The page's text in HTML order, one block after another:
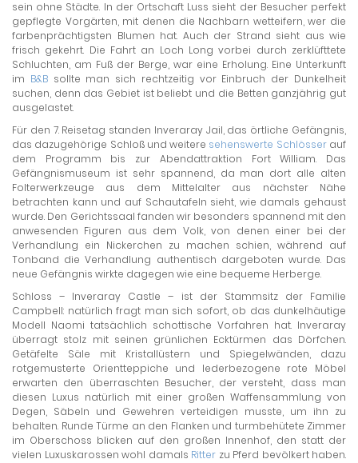
sein ohne Städte. In der Ortschaft Luss sieht der Besucher perfekt
gepflegte Vorgärten, mit denen die Nachbarn wetteifern, wer die
farbenprächtigsten Blumen hat. Auch der Strand sieht aus wie
frisch gekehrt. Die Fahrt an Loch Long vorbei durch zerklüfttete
Schluchten, am Fuß der Berge, war eine Erholung. Eine Unterkunft
im B&Bsollte man sich rechtzeitig vor Einbruch der Dunkelheit
suchen, denn das Gebiet ist beliebt und die Betten ganzjährig gut
ausgelastet.
Für den 7. Reisetag standen Inveraray Jail, das örtliche Gefängnis,
das dazugehörige Schloß und weitere sehenswerte Schlösserauf
dem Programm bis zur Abendattraktion Fort William. Das
Gefängnismuseum ist sehr spannend, da man dort alle alten
Folterwerkzeuge aus dem Mittelalter aus nächster Nähe
betrachten kann und auf Schautafeln sieht, wie damals gehaust
wurde. Den Gerichtssaal fanden wir besonders spannend mit den
anwesenden Figuren aus dem Volk, von denen einer bei der
Verhandlung ein Nickerchen zu machen schien, während auf
Tonband die Verhandlung authentisch dargeboten wurde. Das
neue Gefängnis wirkte dagegen wie eine bequeme Herberge.
Schloss – Inveraray Castle – ist der Stammsitz der Familie
Campbell: natürlich fragt man sich sofort, ob das dunkelhäutige
Modell Naomi tatsächlich schottische Vorfahren hat. Inveraray
überragt stolz mit seinen grünlichen Ecktürmen das Dörfchen.
Getäfelte Säle mit Kristallüstern und Spiegelwänden, dazu
rotgemusterte Orientteppiche und lederbezogene rote Möbel
erwarten den überraschten Besucher, der versteht, dass man
diesen Luxus natürlich mit einer großen Waffensammlung von
Degen, Säbeln und Gewehren verteidigen musste, um ihn zu
behalten. Runde Türme an den Flanken und turmbehütete Zimmer
im Oberschoss blicken auf den großen Innenhof, den statt der
vielen Luxuskarossen wohl damals Ritter zu Pferd bevölkert haben.